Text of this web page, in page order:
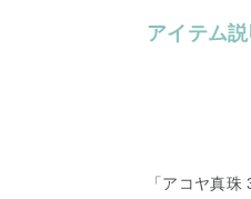
アイテム説
「アコヤ真